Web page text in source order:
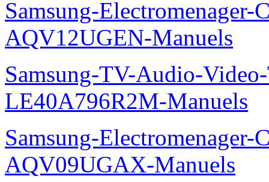
Samsung-Electromenager-
AQV12UGEN-Manuels
Samsung-TV-Audio-
LE40A796R2M-Manuels
Samsung-Electromenager-
AQV09UGAX-Manuels